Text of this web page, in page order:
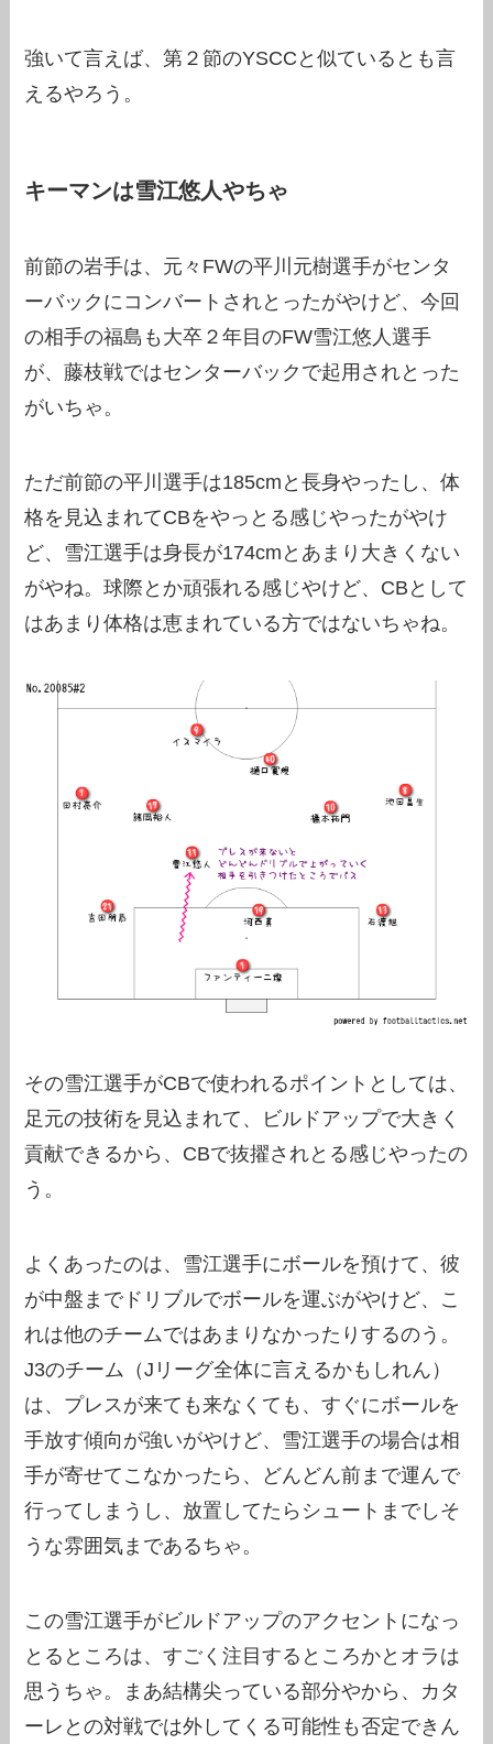
強いて言えば、第２節のYSCCと似ているとも言
えるやろう。
キーマンは雪江悠人やちゃ
前節の岩手は、元々FWの平川元樹選手がセンタ
ーバックにコンバートされとったがやけど、今回
の相手の福島も大卒２年目のFW雪江悠人選手
が、藤枝戦ではセンターバックで起用されとった
がいちゃ。
ただ前節の平川選手は185cmと長身やったし、体
格を見込まれてCBをやっとる感じやったがやけ
ど、雪江選手は身長が174cmとあまり大きくない
がやね。球際とか頑張れる感じやけど、CBとして
はあまり体格は恵まれている方ではないちゃね。
その雪江選手がCBで使われるポイントとしては、
足元の技術を見込まれて、ビルドアップで大きく
貢献できるから、CBで抜擢されとる感じやったの
う。
よくあったのは、雪江選手にボールを預けて、彼
が中盤までドリブルでボールを運ぶがやけど、こ
れは他のチームではあまりなかったりするのう。
J3のチーム（Jリーグ全体に言えるかもしれん）
は、プレスが来ても来なくても、すぐにボールを
手放す傾向が強いがやけど、雪江選手の場合は相
手が寄せてこなかったら、どんどん前まで運んで
行ってしまうし、放置してたらシュートまでしそ
うな雰囲気まであるちゃ。
この雪江選手がビルドアップのアクセントになっ
とるところは、すごく注目するところかとオラは
思うちゃ。まあ結構尖っている部分やから、カタ
ーレとの対戦では外してくる可能性も否定できん